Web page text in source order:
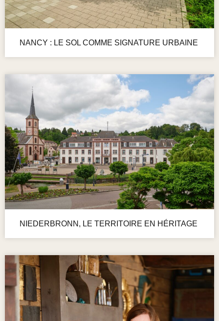
NANCY : LE SOL COMME SIGNATURE URBAINE
NIEDERBRONN, LE TERRITOIRE EN HÉRITAGE